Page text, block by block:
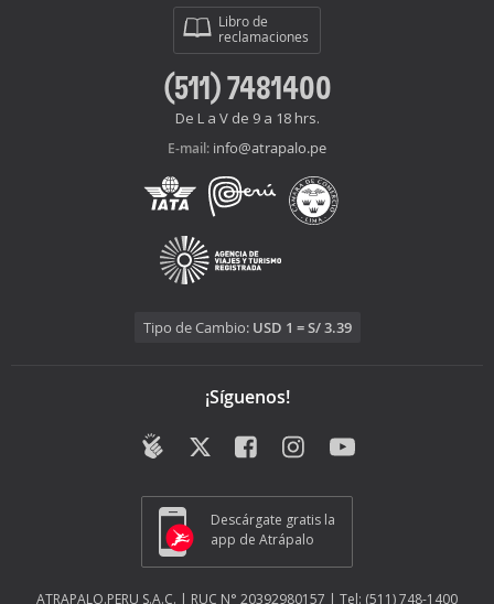
Libro de
reclamaciones
(511) 7481400
De L a V de 9 a 18 hrs.
E-mail: info@atrapalo.pe
Tipo de Cambio: USD 1 = S/ 3.39
¡Síguenos!
Descárgate gratis la
app de Atrápalo
ATRAPALO.PERU S.A.C. | RUC N° 20392980157 | Tel: (511) 748-1400